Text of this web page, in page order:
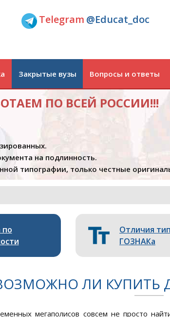
Telegram @Educat_doc
Закрытые вузы Вопросы и ответы
ПО ВСЕЙ РОССИИ!!!
на подлинность.
типографии, только честные
по
Отличия
ГОЗНАКа
ЛИ КУПИТЬ
мегаполисов совсем не просто